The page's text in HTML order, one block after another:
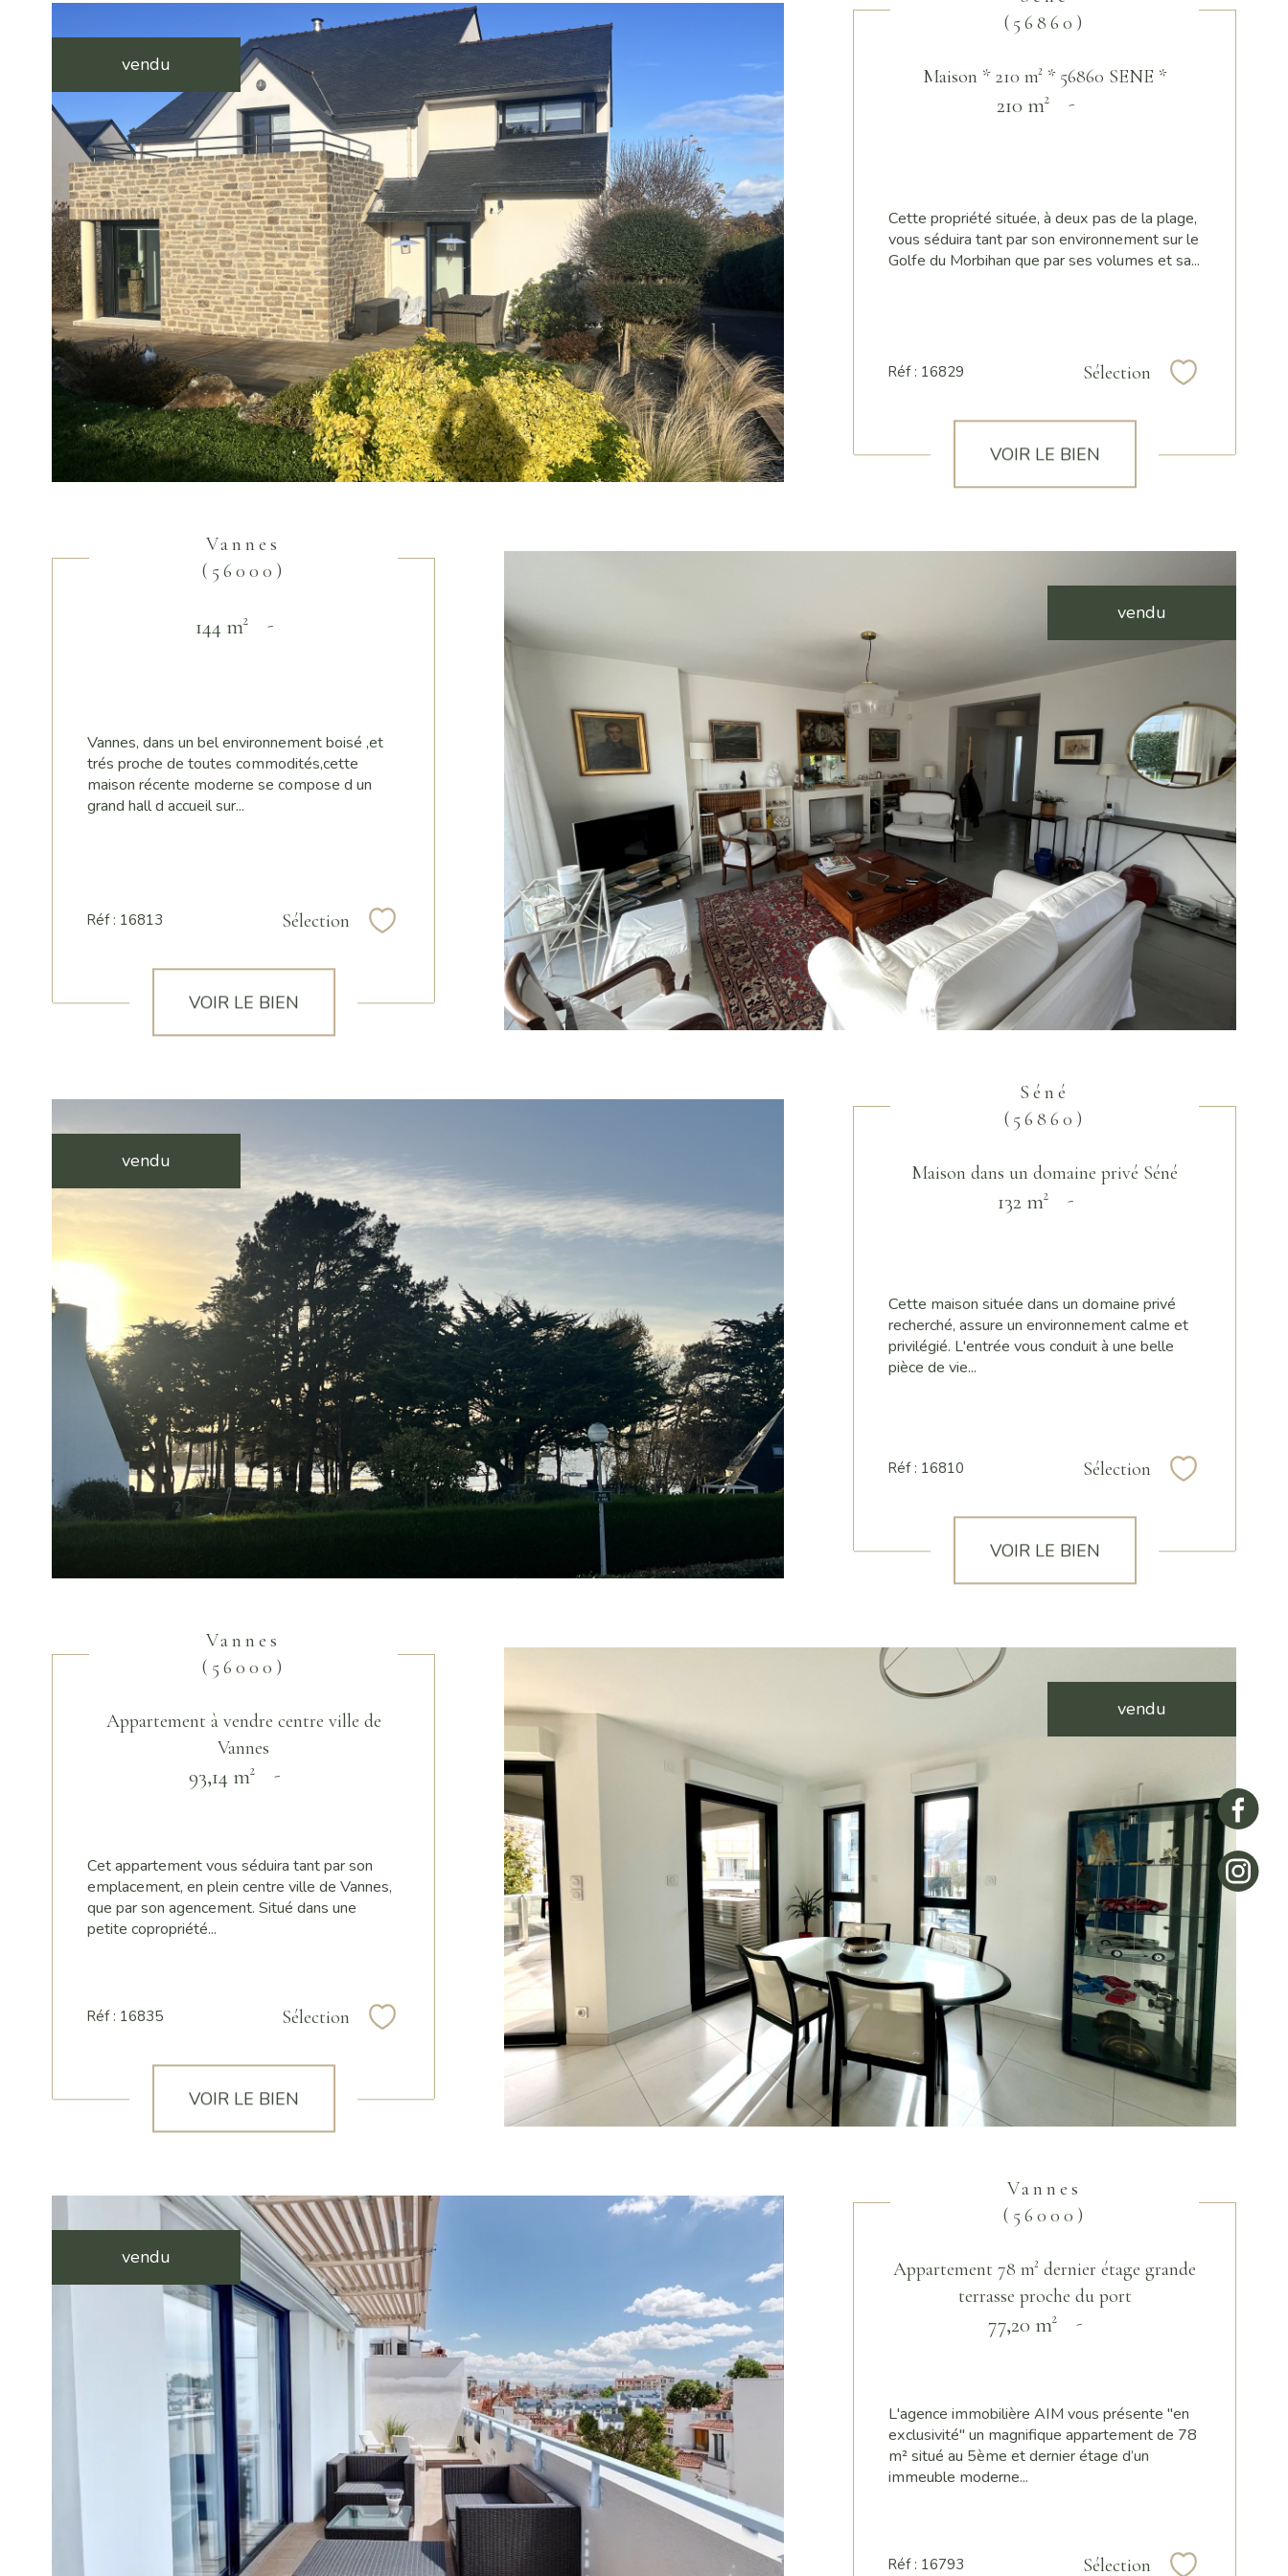
vendu
(56860)
Maison * 210 m² * 56860 SENE *
210 m² -
Cette propriété située, à deux pas de la plage,
vous séduira tant par son environnement sur le
Golfe du Morbihan que par ses volumes et sa...
Réf : 16829 Sélection Sélectionner
VOIR LE BIEN
vendu
Vannes
(56000)
144 m² -
Vannes, dans un bel environnement boisé ,et
trés proche de toutes commodités,cette
maison récente moderne se compose d un
grand hall d accueil sur...
Réf : 16813 Sélection Sélectionner
VOIR LE BIEN
vendu
Séné
(56860)
Maison dans un domaine privé Séné
132 m² -
Cette maison située dans un domaine privé
recherché, assure un environnement calme et
privilégié. L'entrée vous conduit à une belle
pièce de vie...
Réf : 16810 Sélection Sélectionner
VOIR LE BIEN
vendu
Vannes
(56000)
Appartement à vendre centre ville de
Vannes
93,14 m² -
Cet appartement vous séduira tant par son
emplacement, en plein centre ville de Vannes,
que par son agencement. Situé dans une
petite copropriété...
Réf : 16835 Sélection Sélectionner
VOIR LE BIEN
vendu
Vannes
(56000)
Appartement 78 m² dernier étage grande
terrasse proche du port
77,20 m² -
L'agence immobilière AIM vous présente "en
exclusivité" un magnifique appartement de 78
m² situé au 5ème et dernier étage d’un
immeuble moderne...
Réf : 16793 Sélection